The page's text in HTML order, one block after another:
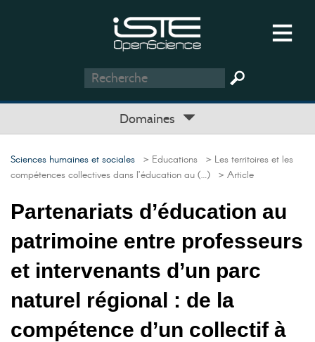
Domaines
Sciences humaines et sociales > Educations > Les territoires et les
compétences collectives dans l’éducation au (…) > Article
Partenariats d’éducation au
patrimoine entre professeurs
et intervenants d’un parc
naturel régional : de la
compétence d’un collectif à